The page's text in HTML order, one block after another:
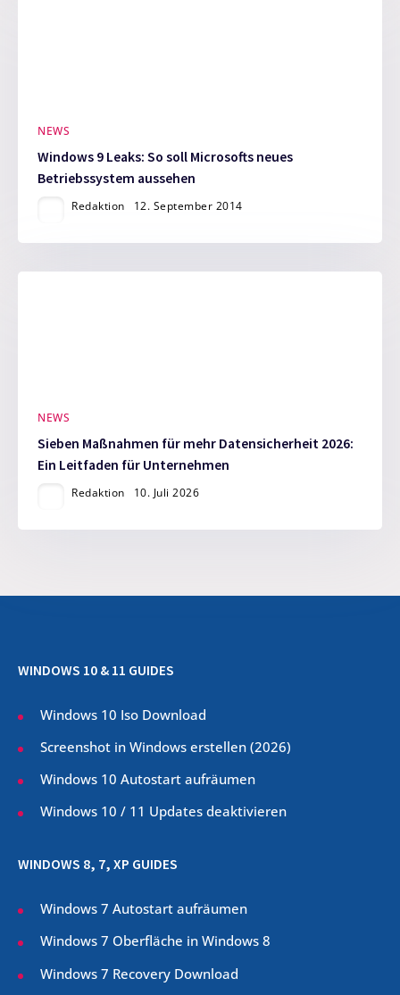
NEWS
Windows 9 Leaks: So soll Microsofts neues
Betriebssystem aussehen
Redaktion 12. September 2014
NEWS
Sieben Maßnahmen für mehr Datensicherheit 2026:
Ein Leitfaden für Unternehmen
Redaktion 10. Juli 2026
WINDOWS 10 & 11 GUIDES
Windows 10 Iso Download
Screenshot in Windows erstellen (2026)
Windows 10 Autostart aufräumen
Windows 10 / 11 Updates deaktivieren
WINDOWS 8, 7, XP GUIDES
Windows 7 Autostart aufräumen
Windows 7 Oberfläche in Windows 8
Windows 7 Recovery Download